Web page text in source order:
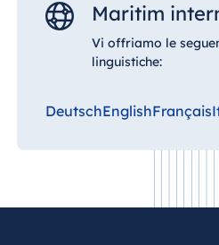
Maritim
Vi offriamo le
linguistiche:
DeutschEnglishFrançais